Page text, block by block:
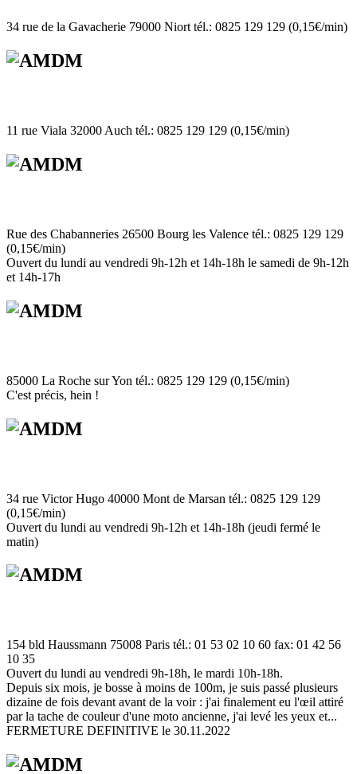
34 rue de la Gavacherie 79000 Niort tél.: 0825 129 129 (0,15€/min)
11 rue Viala 32000 Auch tél.: 0825 129 129 (0,15€/min)
Rue des Chabanneries 26500 Bourg les Valence tél.: 0825 129 129
(0,15€/min)
Ouvert du lundi au vendredi 9h-12h et 14h-18h le samedi de 9h-12h
et 14h-17h
85000 La Roche sur Yon tél.: 0825 129 129 (0,15€/min)
C'est précis, hein !
34 rue Victor Hugo 40000 Mont de Marsan tél.: 0825 129 129
(0,15€/min)
Ouvert du lundi au vendredi 9h-12h et 14h-18h (jeudi fermé le
matin)
154 bld Haussmann 75008 Paris tél.: 01 53 02 10 60 fax: 01 42 56
10 35
Ouvert du lundi au vendredi 9h-18h, le mardi 10h-18h.
Depuis six mois, je bosse à moins de 100m, je suis passé plusieurs
dizaine de fois devant avant de la voir : j'ai finalement eu l'œil attiré
par la tache de couleur d'une moto ancienne, j'ai levé les yeux et...
FERMETURE DEFINITIVE le 30.11.2022